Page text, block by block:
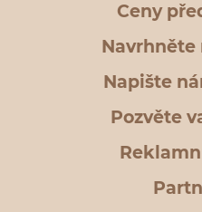
Ceny
Navrhněte
Napište
Pozvěte